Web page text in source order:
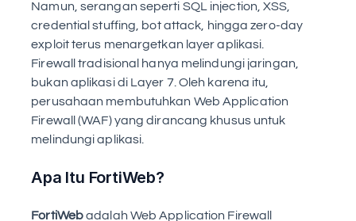
Namun, serangan seperti SQL injection, XSS,
credential stuffing, bot attack, hingga zero-day
exploit terus menargetkan layer aplikasi.
Firewall tradisional hanya melindungi jaringan,
bukan aplikasi di Layer 7. Oleh karena itu,
perusahaan membutuhkan Web Application
Firewall (WAF) yang dirancang khusus untuk
melindungi aplikasi.
Apa Itu FortiWeb?
FortiWeb adalah Web Application Firewall